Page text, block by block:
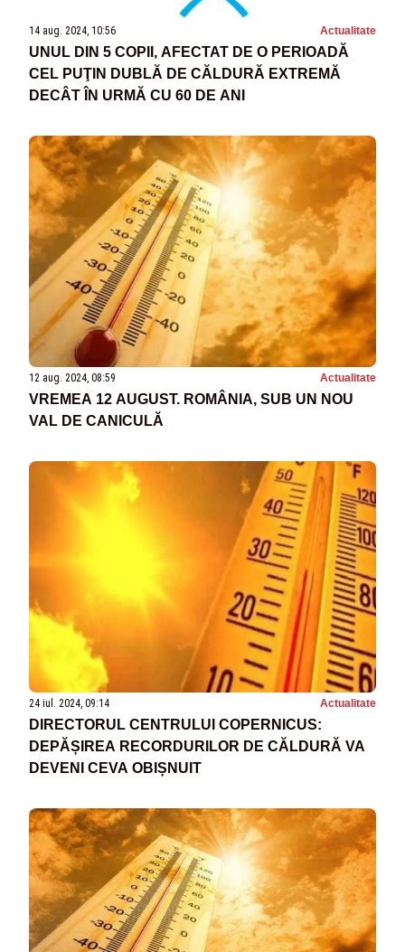
14 aug. 2024, 10:56 Actualitate
UNUL DIN 5 COPII, AFECTAT DE O PERIOADĂ
CEL PUŢIN DUBLĂ DE CĂLDURĂ EXTREMĂ
DECÂT ÎN URMĂ CU 60 DE ANI
12 aug. 2024, 08:59 Actualitate
VREMEA 12 AUGUST. ROMÂNIA, SUB UN NOU
VAL DE CANICULĂ
24 iul. 2024, 09:14 Actualitate
DIRECTORUL CENTRULUI COPERNICUS:
DEPĂȘIREA RECORDURILOR DE CĂLDURĂ VA
DEVENI CEVA OBIȘNUIT